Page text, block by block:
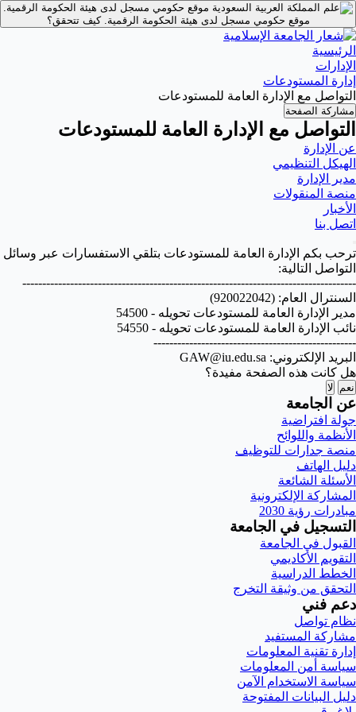
موقع حكومي مسجل لدى هيئة الحكومة الرقمية.
موقع حكومي مسجل لدى هيئة الحكومة الرقمية.كيف تتحقق؟
الرئيسية
الإدارات
إدارة المستودعات
التواصل مع الإدارة العامة للمستودعات
مشاركة الصفحة
التواصل مع الإدارة العامة للمستودعات
عن الإدارة
الهيكل التنظيمي
مدير الإدارة
منصة المنقولات
الأخبار
اتصل بنا
ترحب بكم الإدارة العامة للمستودعات بتلقي الاستفسارات عبر وسائل
التواصل التالية:
------------------------------------------------------------------------------------
السنترال العام: (920022042)
مدير الإدارة العامة للمستودعات تحويله - 54500
نائب الإدارة العامة للمستودعات تحويله - 54550
---------------------------------------------------
البريد الإلكتروني: GAW@iu.edu.sa
هل كانت هذه الصفحة مفيدة؟
نعم لا
عن الجامعة
جولة افتراضية
الأنظمة واللوائح
منصة جدارات للتوظيف
دليل الهاتف
الأسئلة الشائعة
المشاركة الإلكترونية
مبادرات رؤية 2030
التسجيل في الجامعة
القبول في الجامعة
التقويم الأكاديمي
الخطط الدراسية
التحقق من وثيقة التخرج
دعم فني
نظام تواصل
مشاركة المستفيد
إدارة تقنية المعلومات
سياسة أمن المعلومات
سياسة الاستخدام الآمن
دليل البيانات المفتوحة